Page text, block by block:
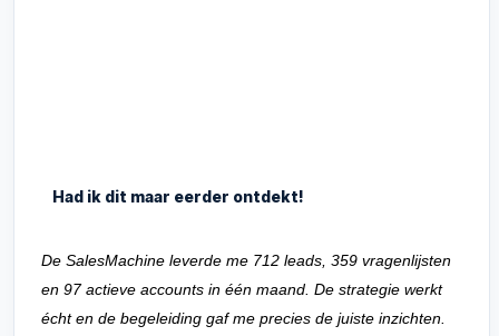
Had ik dit maar eerder ontdekt!
De SalesMachine leverde me 712 leads, 359 vragenlijsten
en 97 actieve accounts in één maand. De strategie werkt
écht en de begeleiding gaf me precies de juiste inzichten.